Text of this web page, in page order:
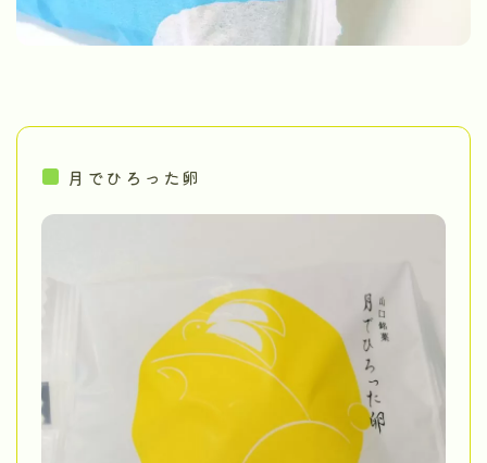
月でひろった卵